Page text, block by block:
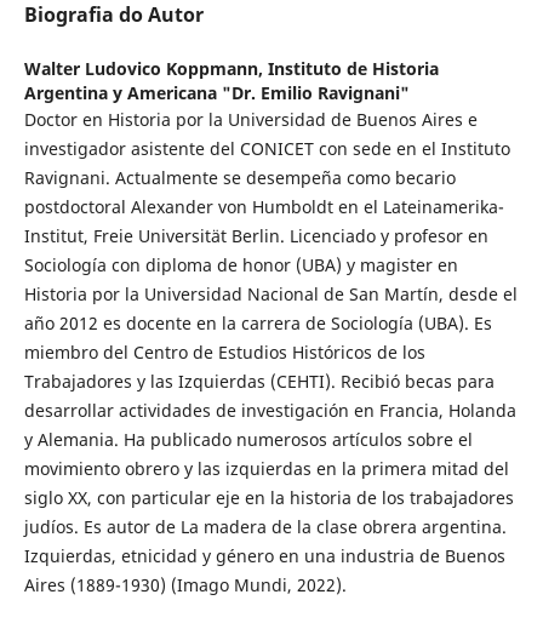
Biografia do Autor
Walter Ludovico Koppmann, Instituto de Historia
Argentina y Americana "Dr. Emilio Ravignani"
Doctor en Historia por la Universidad de Buenos Aires e
investigador asistente del CONICET con sede en el Instituto
Ravignani. Actualmente se desempeña como becario
postdoctoral Alexander von Humboldt en el Lateinamerika-
Institut, Freie Universität Berlin. Licenciado y profesor en
Sociología con diploma de honor (UBA) y magister en
Historia por la Universidad Nacional de San Martín, desde el
año 2012 es docente en la carrera de Sociología (UBA). Es
miembro del Centro de Estudios Históricos de los
Trabajadores y las Izquierdas (CEHTI). Recibió becas para
desarrollar actividades de investigación en Francia, Holanda
y Alemania. Ha publicado numerosos artículos sobre el
movimiento obrero y las izquierdas en la primera mitad del
siglo XX, con particular eje en la historia de los trabajadores
judíos. Es autor de La madera de la clase obrera argentina.
Izquierdas, etnicidad y género en una industria de Buenos
Aires (1889-1930) (Imago Mundi, 2022).